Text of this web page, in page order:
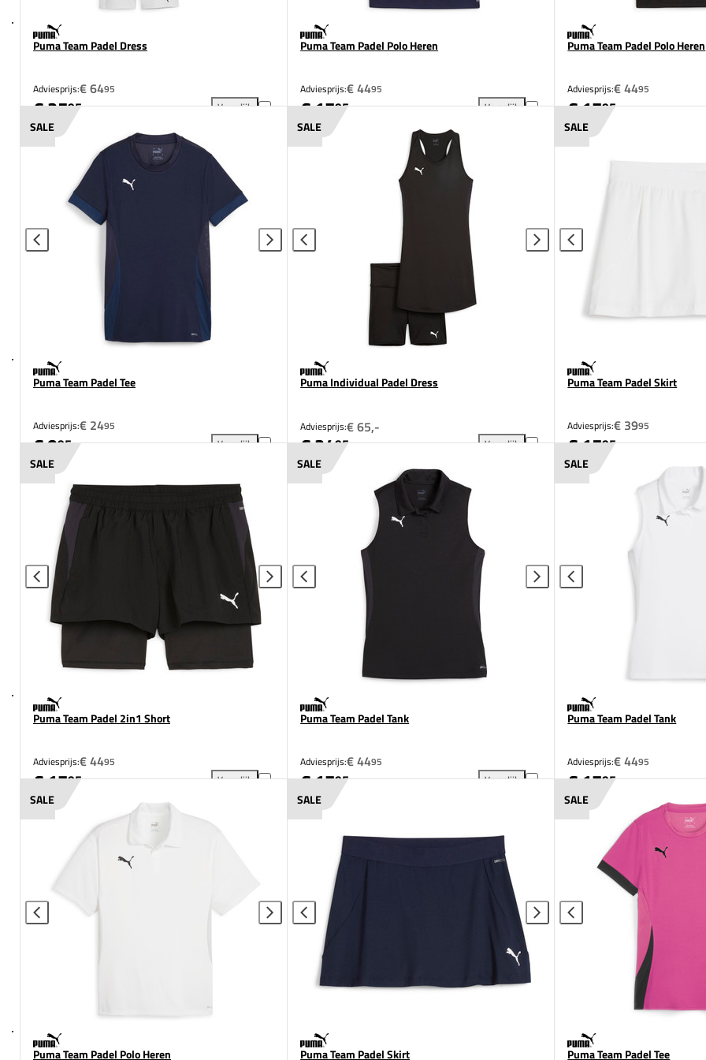
Puma Team Padel Dress
Adviesprijs:€ 6495
€ 2595
Vergelijk
Puma Team Padel Dress toevoegen aan vergelijking
Puma Team Padel Polo Heren
Adviesprijs:€ 4495
€ 1795
Vergelijk
Puma Team Padel Polo Heren toevoegen aan
Puma Team Padel Polo Heren
Adviesprijs:€ 4495
€ 1795
SALE
Puma Team Padel Tee
Adviesprijs:€ 2495
€ 995
Vergelijk
Puma Team Padel Tee toevoegen aan vergelijking
SALE
Puma Individual Padel Dress
Adviesprijs:€ 65,-
€ 2495
Vergelijk
Puma Individual Padel Dress toevoegen aan
SALE
Puma Team Padel Skirt
Adviesprijs:€ 3995
€ 1595
SALE
Puma Team Padel 2in1 Short
Adviesprijs:€ 4495
€ 1795
Vergelijk
Puma Team Padel 2in1 Short toevoegen aan vergelijking
SALE
Puma Team Padel Tank
Adviesprijs:€ 4495
€ 1795
Vergelijk
Puma Team Padel Tank toevoegen aan vergelijking
SALE
Puma Team Padel Tank
Adviesprijs:€ 4495
€ 1795
SALE
Puma Team Padel Polo Heren
SALE
Puma Team Padel Skirt
SALE
Puma Team Padel Tee